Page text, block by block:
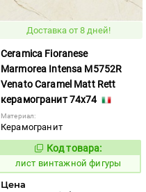
Доставка от 8 дней!
Ceramica Fioranese
Marmorea Intensa M5752R
Venato Caramel Matt Rett
керамогранит 74x74
Материал:
Керамогранит
876990
Код товара:
лист винтажной фигуры
Цена